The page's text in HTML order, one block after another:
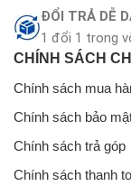
ĐỔI TRẢ DỄ
1 đổi 1 trong
CHÍNH SÁCH
Chính sách mua
Chính sách bảo
Chính sách trả góp
Chính sách thanh